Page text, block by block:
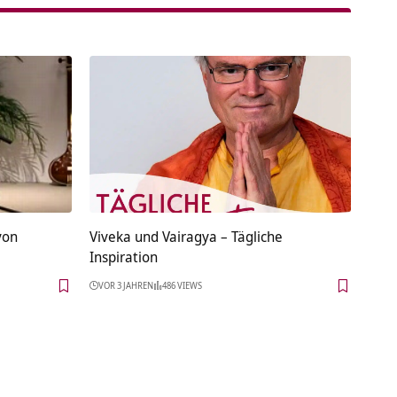
Viveka und Vairagya – Tägliche
Inspiration
VOR 3 JAHREN 486 VIEWS